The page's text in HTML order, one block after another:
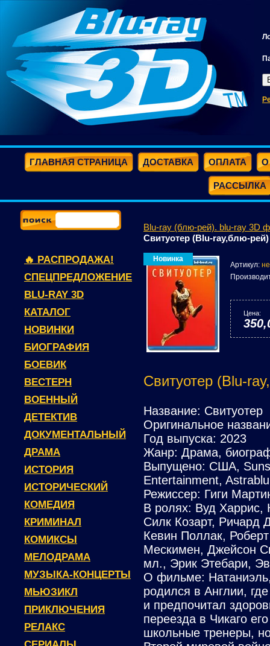
ГЛАВНАЯ СТРАНИЦА ДОСТАВКА ОПЛАТА О
РАССЫЛКА
🔥 РАСПРОДАЖА!
СПЕЦПРЕДЛОЖЕНИЕ
BLU-RAY 3D
КАТАЛОГ
НОВИНКИ
БИОГРАФИЯ
БОЕВИК
ВЕСТЕРН
ВОЕННЫЙ
ДЕТЕКТИВ
ДОКУМЕНТАЛЬНЫЙ
ДРАМА
ИСТОРИЯ
ИСТОРИЧЕСКИЙ
КОМЕДИЯ
КРИМИНАЛ
КОМИКСЫ
МЕЛОДРАМА
МУЗЫКА-КОНЦЕРТЫ
МЬЮЗИКЛ
ПРИКЛЮЧЕНИЯ
РЕЛАКС
Blu-ray (блю-рей). blu-ray 3D
Свитуотер (Blu-ray,блю-рей)
Новинка
Артикул:
Цена:
Свитуотер (Blu-
Название: Свитуотер
Оригинальное
Год выпуска: 2023
Жанр: Драма,
Выпущено: США,
Entertainment,
Режиссер: Гиги
В ролях: Вуд Харрис,
Силк Козарт, Ричард
Кевин Поллак,
Мескимен, Джейсон
мл., Эрик Этебари,
О фильме:
родился в Англии,
и предпочитал
переезда в Чикаго
школьные тренеры,